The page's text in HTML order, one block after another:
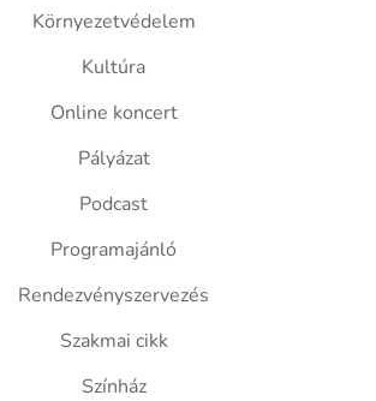
Környezetvédelem
Kultúra
Online koncert
Pályázat
Podcast
Programajánló
Rendezvényszervezés
Szakmai cikk
Színház